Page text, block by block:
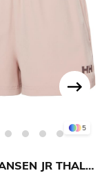
5
HELLY HANSEN JR THALIA 2.0 ŞORT